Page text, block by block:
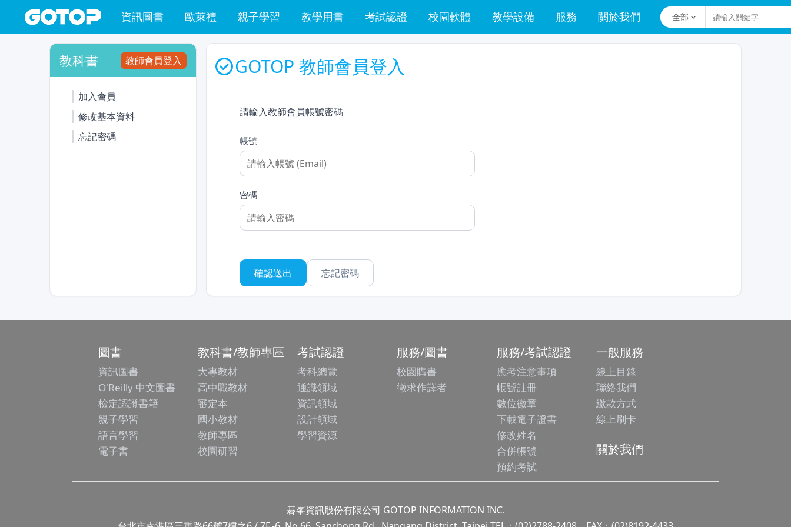
資訊圖書 歐萊禮 親子學習 教學用書 考試認證 校園軟體 教學設備 服務 關於我們 全部
教科書 教師會員登入
加入會員
修改基本資料
忘記密碼
GOTOP 教師會員登入
請輸入教師會員帳號密碼
帳號
密碼
忘記密碼
圖書
資訊圖書
O'Reilly 中文圖書
檢定認證書籍
親子學習
語言學習
電子書
教科書/教師專區
大專教材
高中職教材
審定本
國小教材
教師專區
校園研習
考試認證
考科總覽
通識領域
資訊領域
設計領域
學習資源
服務/圖書
校園購書
徵求作譯者
服務/考試認證
應考注意事項
帳號註冊
數位徽章
下載電子證書
修改姓名
合併帳號
預約考試
一般服務
線上目錄
聯絡我們
繳款方式
線上刷卡
關於我們
碁峯資訊股份有限公司 GOTOP INFORMATION INC.